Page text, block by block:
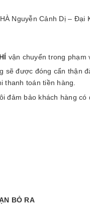
Nguyễn Cảnh Dị – Đại
vận chuyển trong phạm
sẽ được đóng cẩn thận
thanh toán tiền hàng.
đảm bảo khách hàng
BỎ RA